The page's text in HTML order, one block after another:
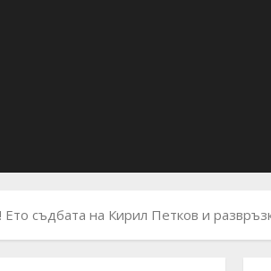
съдбата на Кирил Петков и